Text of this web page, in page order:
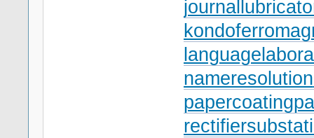
nameresolution
papercoating